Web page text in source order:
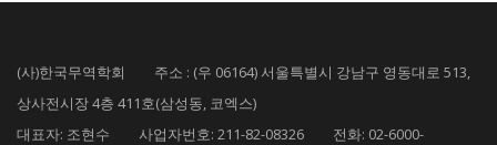
(사)한국무역학회 주소 : (우 06164) 서울특별시 강남구 영동대로 513,
상사전시장 4층 411호(삼성동, 코엑스)
대표자: 조현수 사업자번호: 211-82-08326 전화: 02-6000-